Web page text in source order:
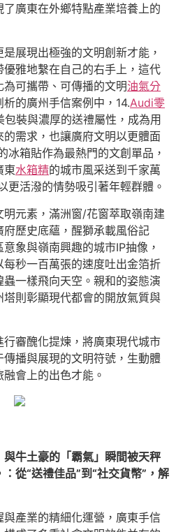
廣東在外鄉特點產業培養上的
展現出極強的文明創新才能，
雅地繫在自己的右手上，這代
可攜帶、可傳播的文明油氣分
的廣州手信案例中，14.Audi零
裝與濃厚的送禮屬性，成為用
需求，也讓廣府文明以更體面
冰箱貼作為最熱門的文創單品，
東水箱精的城市風采送到千家萬
更活潑的情勢吸引著年輕群體。
明元素，滿洲窗/花窗萃取嶺南建
歷史底蘊，醒獅承載風俗記
象與嶺南興趣的城市IP抽像，
秒一百萬張的速度吐出金箔折
一樣飛向天空。親和的姿態演
則彰顯現代都會的開放氣質與
審醜化提煉，將廣東現代城市
播與展現的文明符號，生動體
會上的出色才能。
牛土豪的「霸氣」瞬間被天秤
從“送禮佳品”到“社交貨幣”，解
產業的精細化運營，廣東手信